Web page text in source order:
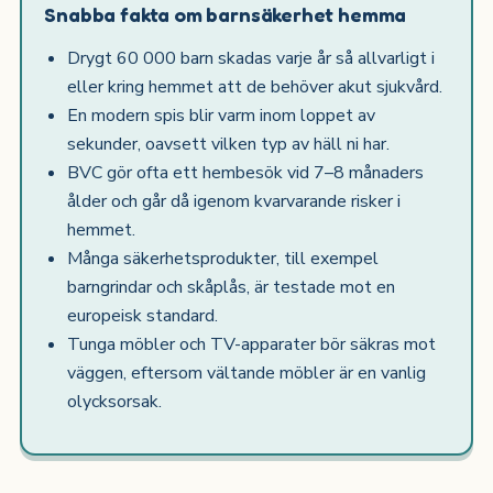
Snabba fakta om barnsäkerhet hemma
Drygt 60 000 barn skadas varje år så allvarligt i
eller kring hemmet att de behöver akut sjukvård.
En modern spis blir varm inom loppet av
sekunder, oavsett vilken typ av häll ni har.
BVC gör ofta ett hembesök vid 7–8 månaders
ålder och går då igenom kvarvarande risker i
hemmet.
Många säkerhetsprodukter, till exempel
barngrindar och skåplås, är testade mot en
europeisk standard.
Tunga möbler och TV-apparater bör säkras mot
väggen, eftersom vältande möbler är en vanlig
olycksorsak.